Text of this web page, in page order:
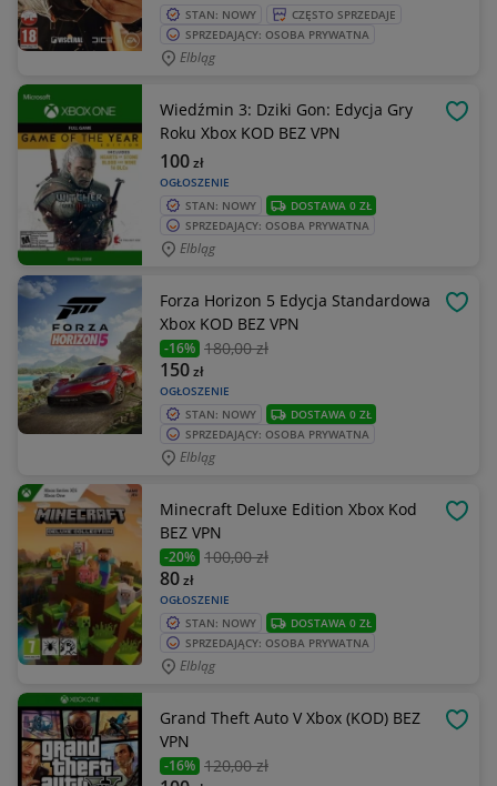
STAN: NOWY
CZĘSTO SPRZEDAJE
SPRZEDAJĄCY: OSOBA PRYWATNA
Elbląg
Wiedźmin 3: Dziki Gon: Edycja Gry
Roku Xbox KOD BEZ VPN
OGŁOSZENIE
100zł
STAN: NOWY
DOSTAWA 0 ZŁ
SPRZEDAJĄCY: OSOBA PRYWATNA
Elbląg
Forza Horizon 5 Edycja Standardowa
Xbox KOD BEZ VPN
-16% 180,00 zł
OGŁOSZENIE
150zł
STAN: NOWY
DOSTAWA 0 ZŁ
SPRZEDAJĄCY: OSOBA PRYWATNA
Elbląg
Minecraft Deluxe Edition Xbox Kod
BEZ VPN
-20% 100,00 zł
OGŁOSZENIE
80zł
STAN: NOWY
DOSTAWA 0 ZŁ
SPRZEDAJĄCY: OSOBA PRYWATNA
Elbląg
Grand Theft Auto V Xbox (KOD) BEZ
VPN
-16% 120,00 zł